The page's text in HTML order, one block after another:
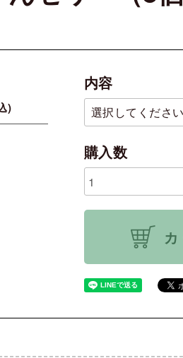
)
内容
購入数